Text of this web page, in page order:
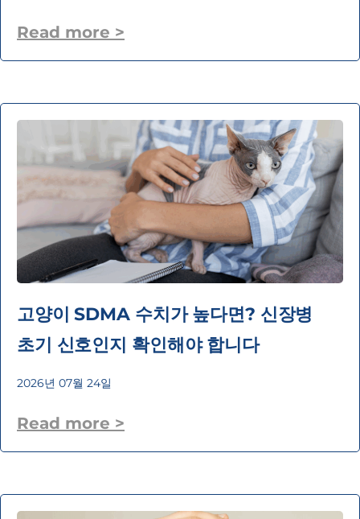
Read more >
고양이 SDMA 수치가 높다면? 신장병
초기 신호인지 확인해야 합니다
2026년 07월 24일
Read more >